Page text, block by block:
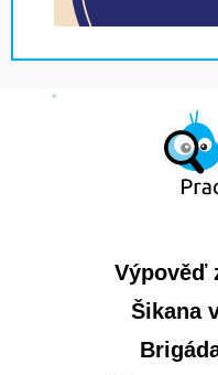
Výpověď
Šikana